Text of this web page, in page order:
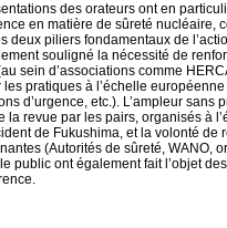
des orateurs ont en
en matière de sûreté nucléaire,
deux piliers fondamentaux de
souligné la nécessité de
sein d’associations comme
pratiques à l’échelle
d’urgence, etc.). L’ampleur sans
la revue par les pairs, organisés à
de Fukushima, et la volonté de
(Autorités de sûreté, WANO,
public ont également fait l’objet